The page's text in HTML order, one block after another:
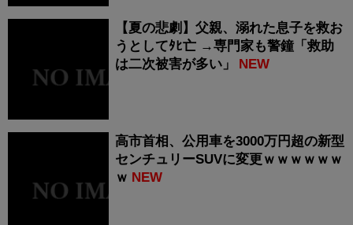
【夏の悲劇】父親、溺れた息子を救お
うとしてﾀﾋ亡 →専門家も警鐘「救助
は二次被害が多い」
NEW
高市首相、公用車を3000万円超の新型
センチュリーSUVに変更ｗｗｗｗｗｗ
ｗ NEW